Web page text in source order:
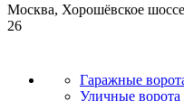
Москва, Хорошёвское
26
Гаражные
Уличные ворота